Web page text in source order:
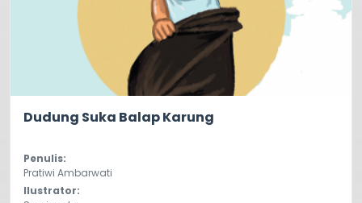
Dudung Suka Balap Karung
Penulis:
Pratiwi Ambarwati
Ilustrator: